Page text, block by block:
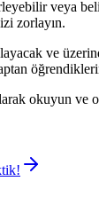
veya
zorlayın.
ve
okuyun ve